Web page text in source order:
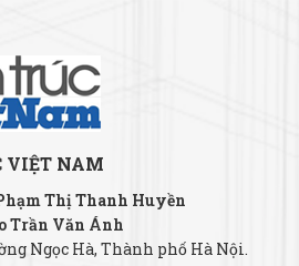
VIỆT NAM
Thị Thanh Huyền
Trần Văn Ánh
Ngọc Hà, Thành phố Hà Nội.